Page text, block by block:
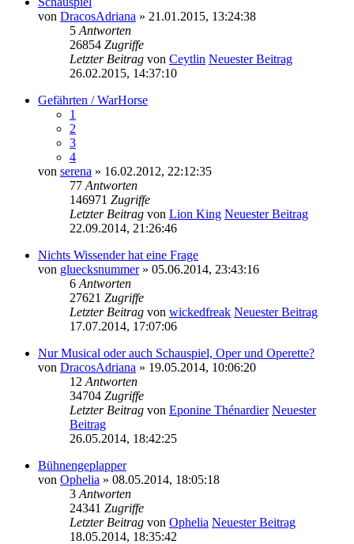
von DracosAdriana » 21.01.2015, 13:24:38
5 Antworten
26854 Zugriffe
Letzter Beitrag von Ceytlin Neuester Beitrag
26.02.2015, 14:37:10
Gefährten / WarHorse
1
2
3
4
von serena » 16.02.2012, 22:12:35
77 Antworten
146971 Zugriffe
Letzter Beitrag von Lion King Neuester Beitrag
22.09.2014, 21:26:46
Nichts Wissender hat eine Frage
von gluecksnummer» 05.06.2014, 23:43:16
6 Antworten
27621 Zugriffe
Letzter Beitrag von wickedfreak Neuester Beitrag
17.07.2014, 17:07:06
Nur Musical oder auch Schauspiel, Oper und Operette?
von DracosAdriana » 19.05.2014, 10:06:20
12 Antworten
34704 Zugriffe
Letzter Beitrag von Eponine Thénardier Neuester
Beitrag
26.05.2014, 18:42:25
Bühnengeplapper
von Ophelia » 08.05.2014, 18:05:18
3 Antworten
24341 Zugriffe
Letzter Beitrag von Ophelia Neuester Beitrag
18.05.2014, 18:35:42